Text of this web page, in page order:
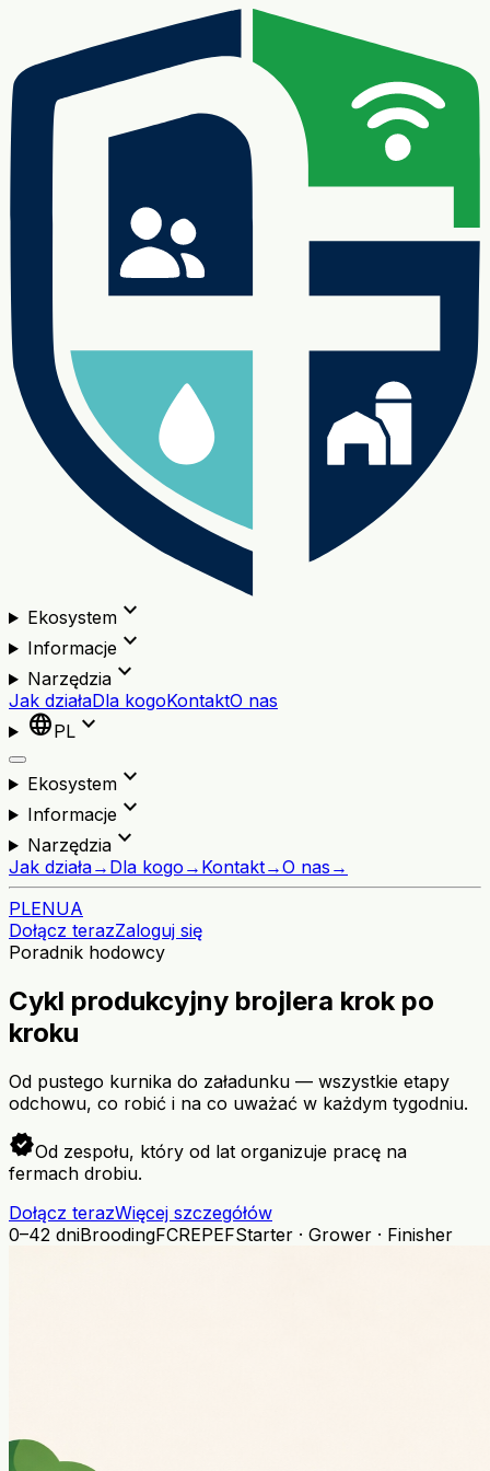
Ekosystemexpand_more
Informacjeexpand_more
Narzędziaexpand_more
Jak działaDla kogoKontaktO nas
languagePL expand_more
Ekosystemexpand_more
Informacjeexpand_more
Narzędziaexpand_more
Jak działa→ Dla kogo → Kontakt→O nas →
PLENUA
Dołącz terazZaloguj się
Poradnik hodowcy
Cykl produkcyjny brojlera krok po
kroku
Od pustego kurnika do załadunku — wszystkie etapy
odchowu, co robić i na co uważać w każdym tygodniu.
verifiedOd zespołu, który od lat organizuje pracę na
fermach drobiu.
Dołącz terazWięcej szczegółów
0–42 dniBroodingFCREPEFStarter · Grower · Finisher